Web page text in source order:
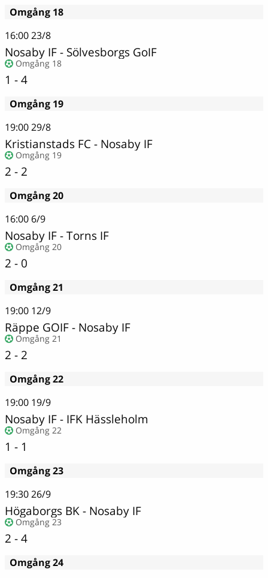
Omgång 18
16:0023/8
Nosaby IF- Sölvesborgs GoIF
Omgång 18
1 - 4
Omgång 19
19:0029/8
Kristianstads FC - Nosaby IF
Omgång 19
2 - 2
Omgång 20
16:00 6/9
Nosaby IF-Torns IF
Omgång 20
2 - 0
Omgång 21
19:00 12/9
Räppe GOIF - Nosaby IF
Omgång 21
2 - 2
Omgång 22
19:00 19/9
Nosaby IF - IFK Hässleholm
Omgång 22
1 - 1
Omgång 23
19:3026/9
Högaborgs BK- Nosaby IF
Omgång 23
2 - 4
Omgång 24